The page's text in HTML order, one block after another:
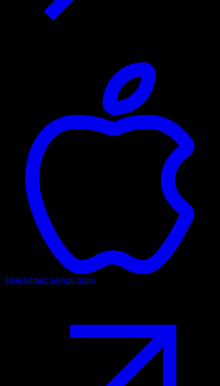
Téléchargez surApp Store